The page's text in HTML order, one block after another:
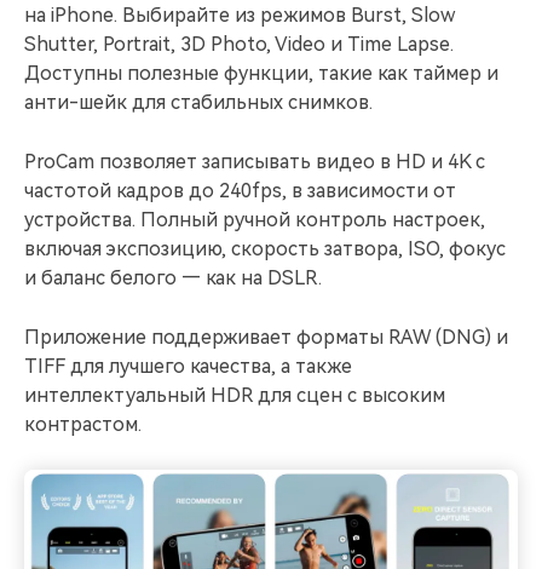
на iPhone. Выбирайте из режимов Burst, Slow
Shutter, Portrait, 3D Photo, Video и Time Lapse.
Доступны полезные функции, такие как таймер и
анти-шейк для стабильных снимков.
ProCam позволяет записывать видео в HD и 4K с
частотой кадров до 240fps, в зависимости от
устройства. Полный ручной контроль настроек,
включая экспозицию, скорость затвора, ISO, фокус
и баланс белого — как на DSLR.
Приложение поддерживает форматы RAW (DNG) и
TIFF для лучшего качества, а также
интеллектуальный HDR для сцен с высоким
контрастом.